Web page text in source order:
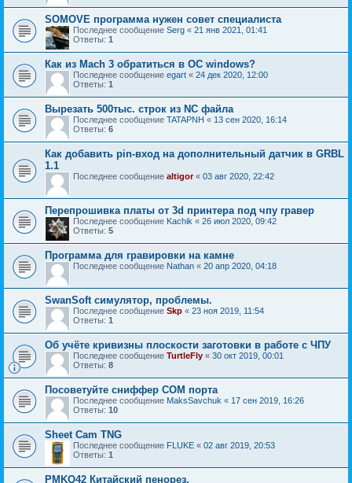
SOMOVE программа нужен совет специалиста
Последнее сообщение Serg « 21 янв 2021, 01:41
Ответы: 1
Как из Mach 3 обратиться в ОС windows?
Последнее сообщение egart « 24 дек 2020, 12:00
Ответы: 1
Вырезать 500тыс. строк из NC файла
Последнее сообщение TATAPNH « 13 сен 2020, 16:14
Ответы: 6
Как добавить pin-вход на дополнительный датчик в GRBL
1.1
Последнее сообщение altigor« 03 авг 2020, 22:42
Перепрошивка платы от 3d принтера под чпу гравер
Последнее сообщение Kachik « 26 июл 2020, 09:42
Ответы: 5
Программа для гравировки на камне
Последнее сообщение Nathan « 20 апр 2020, 04:18
SwanSoft симулятор, проблемы.
Последнее сообщение Skp « 23 ноя 2019, 11:54
Ответы: 1
Об учёте кривизны плоскости заготовки в работе с ЧПУ
Последнее сообщение TurtleFly « 30 окт 2019, 00:01
Ответы: 8
Посоветуйте сниффер СОМ порта
Последнее сообщение MaksSavchuk « 17 сен 2019, 16:26
Ответы: 10
Sheet Cam TNG
Последнее сообщение FLUKE « 02 авг 2019, 20:53
Ответы: 1
PMKQ42 Китайский пенорез.